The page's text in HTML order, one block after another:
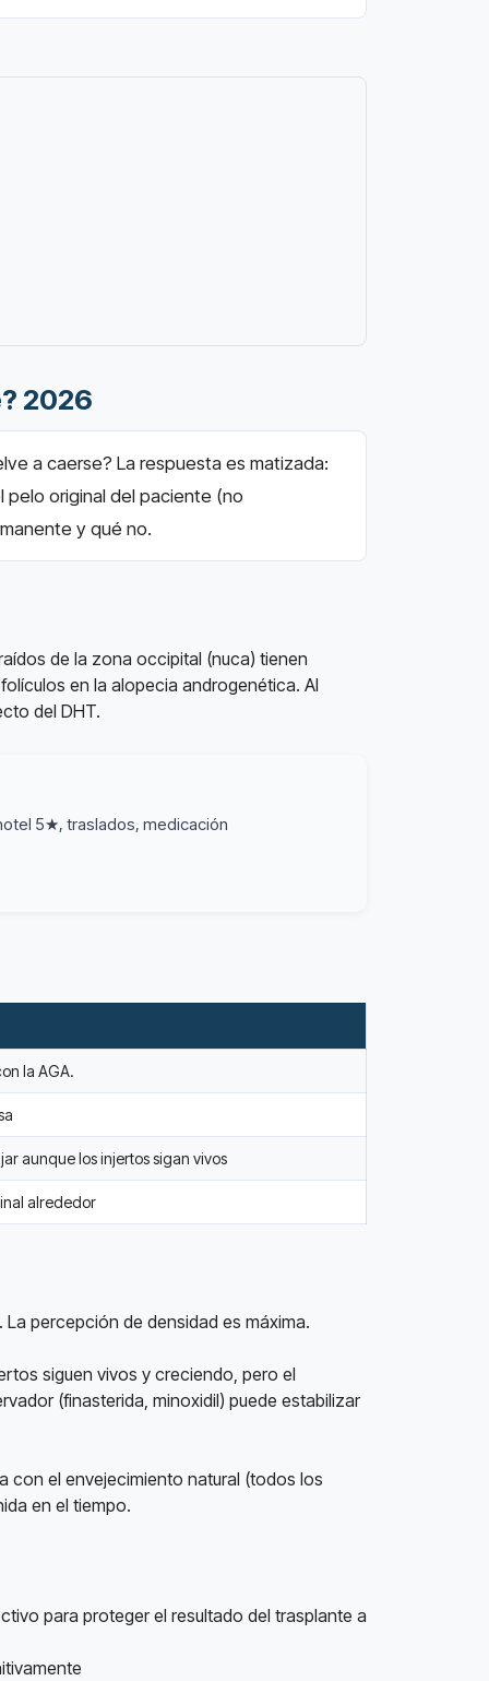
2026
a caerse? La respuesta es matizada:
original del paciente (no
y qué no.
de la zona occipital (nuca) tienen
en la alopecia androgenética. Al
del DHT.
5★, traslados, medicación
la AGA.
aunque los injertos sigan vivos
alrededor
percepción de densidad es máxima.
siguen vivos y creciendo, pero el
(finasterida, minoxidil) puede estabilizar
con el envejecimiento natural (todos los
en el tiempo.
para proteger el resultado del trasplante a